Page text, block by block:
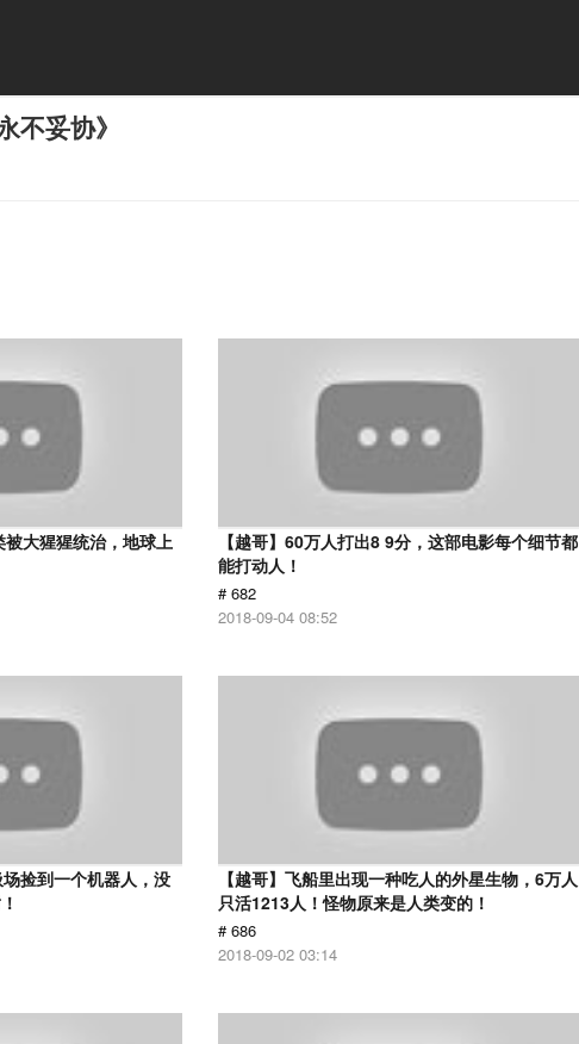
不妥协》
被大猩猩统治，地球上
【越哥】60万人打出8 9分，这部电影每个细节都
能打动人！
# 682
2018-09-04 08:52
场捡到一个机器人，没
【越哥】飞船里出现一种吃人的外星生物，6万人
只活1213人！怪物原来是人类变的！
# 686
2018-09-02 03:14